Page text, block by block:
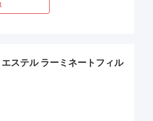
ステル ラーミネートフィル